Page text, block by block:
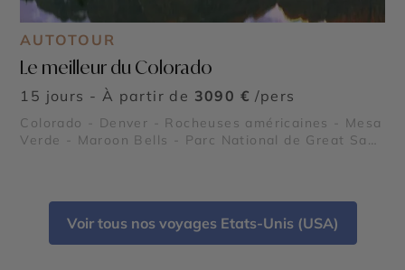
AUTOTOUR
Le meilleur du Colorado
15 jours - À partir de 3090 € /pers
Colorado - Denver - Rocheuses américaines - Mesa
Verde - Maroon Bells - Parc National de Great Sand
Voir tous nos voyages Etats-Unis (USA)